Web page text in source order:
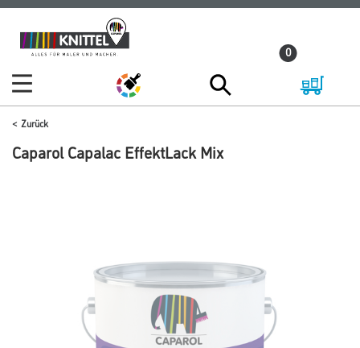
Zum
Inhalt
Zum
Navigationsmenü
0
Zurück
Caparol Capalac EffektLack Mix